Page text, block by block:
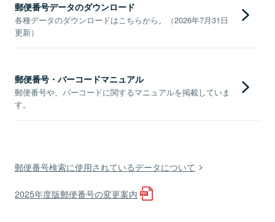
郵便番号データのダウンロード
各種データのダウンロードはこちらから。（2026年7月31日
更新）
郵便番号・バーコードマニュアル
郵便番号や、バーコードに関するマニュアルを掲載していま
す。
郵便番号検索に使用されているデータについて
2025年度版郵便番号の変更案内